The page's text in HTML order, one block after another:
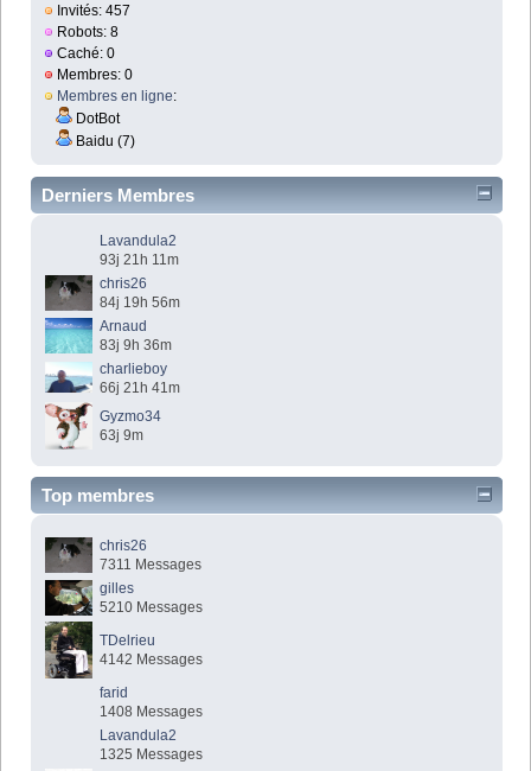
Invités: 457
Robots: 8
Caché: 0
Membres: 0
Membres en ligne:
DotBot
Baidu (7)
Derniers Membres
Lavandula2
93j 21h 11m
chris26
84j 19h 56m
Arnaud
83j 9h 36m
charlieboy
66j 21h 41m
Gyzmo34
63j 9m
Top membres
chris26
7311 Messages
gilles
5210 Messages
TDelrieu
4142 Messages
farid
1408 Messages
Lavandula2
1325 Messages